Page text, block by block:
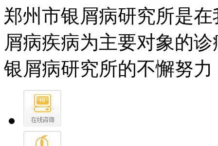
郑州市银屑病研究所是
屑病疾病为主要对象的
银屑病研究所的不懈努